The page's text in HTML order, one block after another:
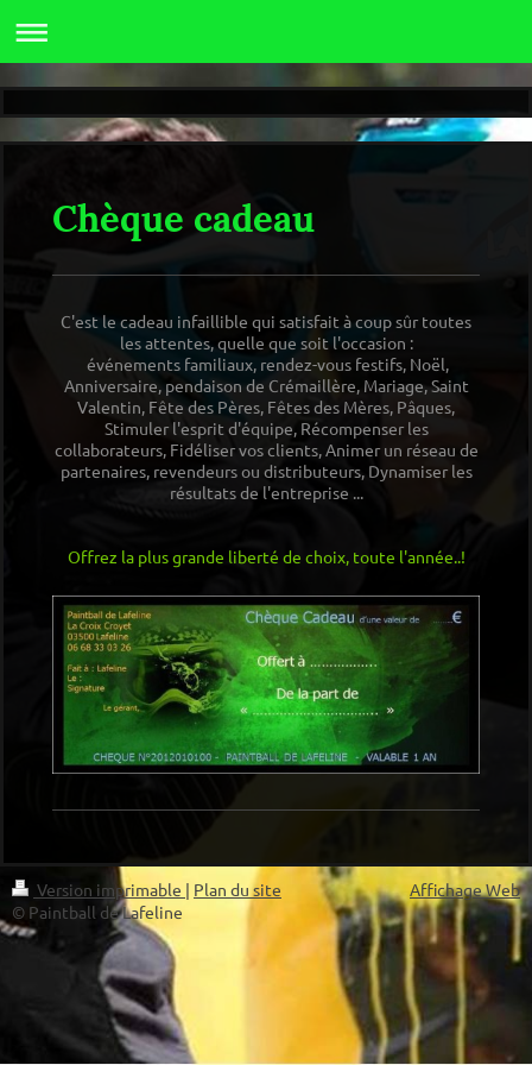
Chèque cadeau
C'est le cadeau infaillible qui satisfait à coup sûr toutes
les attentes, quelle que soit l'occasion :
événements familiaux, rendez-vous festifs, Noël,
Anniversaire, pendaison de Crémaillère, Mariage, Saint
Valentin, Fête des Pères, Fêtes des Mères, Pâques,
Stimuler l'esprit d'équipe, Récompenser les
collaborateurs, Fidéliser vos clients, Animer un réseau de
partenaires, revendeurs ou distributeurs, Dynamiser les
résultats de l'entreprise ...
Offrez la plus grande liberté de choix, toute l'année..!
Version imprimable | Plan du site
© Paintball de Lafeline
Affichage Web